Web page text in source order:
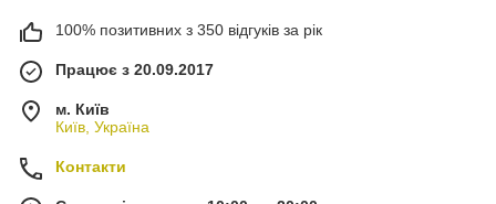
100% позитивних з 350 відгуків за рік
Працює з 20.09.2017
м. Київ
Київ, Україна
Контакти